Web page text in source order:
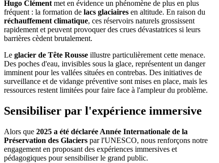
Hugo Clémentmet en évidence un phénomène de plus en plus
fréquent : la formation de lacs glaciaires en altitude. En raison du
réchauffement climatique, ces réservoirs naturels grossissent
rapidement et peuvent provoquer des crues dévastatrices si leurs
barrières cèdent brutalement.
Le glacier de Tête Rousse illustre particulièrement cette menace.
Des poches d'eau, invisibles sous la glace, représentent un danger
imminent pour les vallées situées en contrebas. Des initiatives de
surveillance et de vidange préventive sont mises en place, mais les
ressources restent limitées pour faire face à l'ampleur du problème.
Sensibiliser par l'expérience immersive
Alors que 2025 a été déclarée Année Internationale de la
Préservation des Glaciers par l'UNESCO, nous renforçons notre
engagement en proposant des expériences immersives et
pédagogiques pour sensibiliser le grand public.